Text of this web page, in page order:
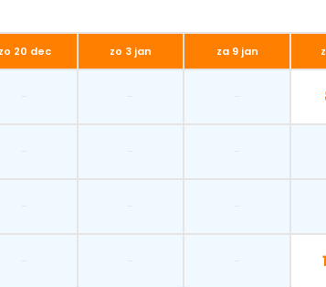
zo 20 dec zo 3 jan za 9 jan